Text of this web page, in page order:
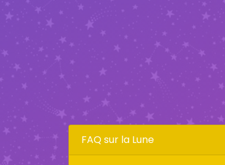
FAQ sur la Lune